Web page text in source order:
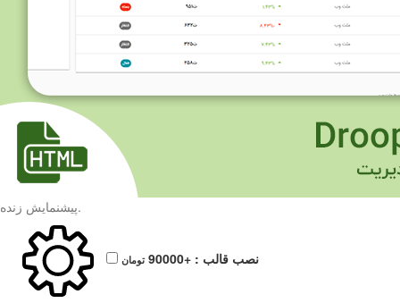
پیشنمایش زنده.
نصب قالب : +90000 تومان